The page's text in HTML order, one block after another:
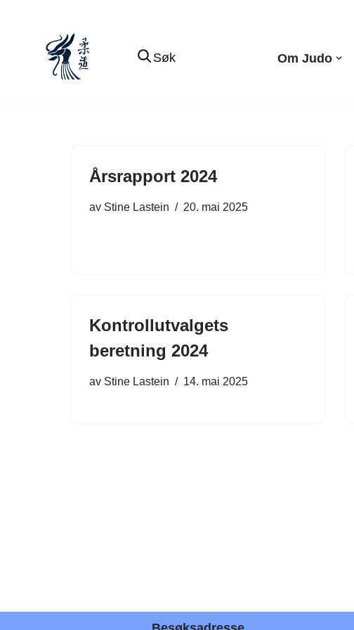
innholdet
Søk Om Judo
Årsrapport 2024
av Stine Lastein 20. mai 2025
Kontrollutvalgets
beretning 2024
av Stine Lastein 14. mai 2025